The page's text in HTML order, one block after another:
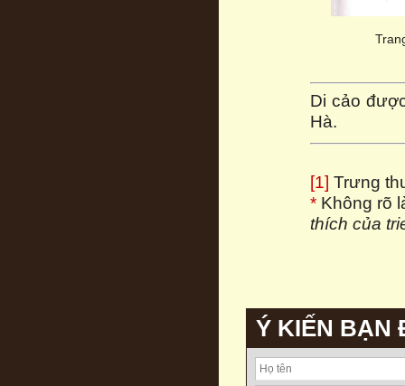
Di cảo
Hà.
[1] Trưng
* Không rõ
thích của
Ý KIẾN BẠN